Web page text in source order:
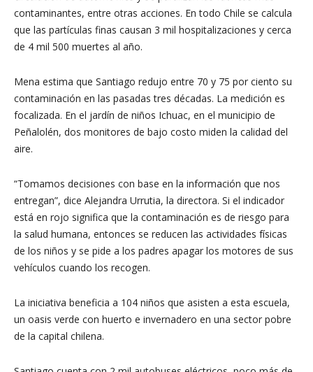
contaminantes, entre otras acciones. En todo Chile se calcula
que las partículas finas causan 3 mil hospitalizaciones y cerca
de 4 mil 500 muertes al año.
Mena estima que Santiago redujo entre 70 y 75 por ciento su
contaminación en las pasadas tres décadas. La medición es
focalizada. En el jardín de niños Ichuac, en el municipio de
Peñalolén, dos monitores de bajo costo miden la calidad del
aire.
“Tomamos decisiones con base en la información que nos
entregan”, dice Alejandra Urrutia, la directora. Si el indicador
está en rojo significa que la contaminación es de riesgo para
la salud humana, entonces se reducen las actividades físicas
de los niños y se pide a los padres apagar los motores de sus
vehículos cuando los recogen.
La iniciativa beneficia a 104 niños que asisten a esta escuela,
un oasis verde con huerto e invernadero en una sector pobre
de la capital chilena.